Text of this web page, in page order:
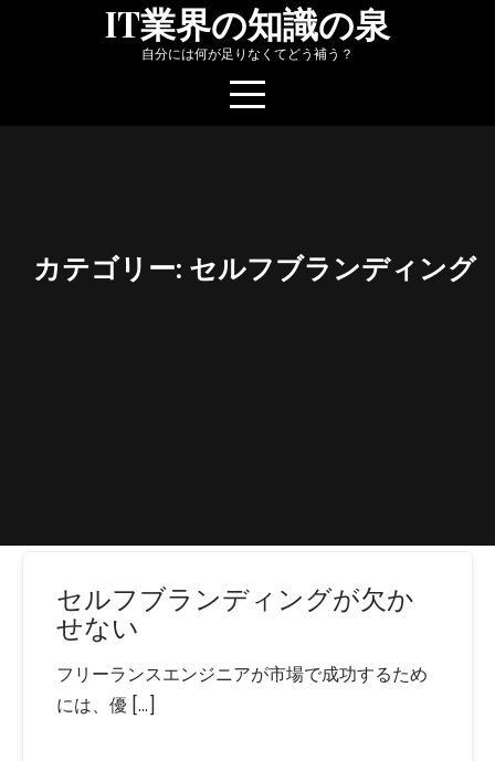
IT業界の知識の泉
自分には何が足りなくてどう補う？
カテゴリー: セルフブランディング
セルフブランディングが欠か
せない
フリーランスエンジニアが市場で成功するため
には、優 […]